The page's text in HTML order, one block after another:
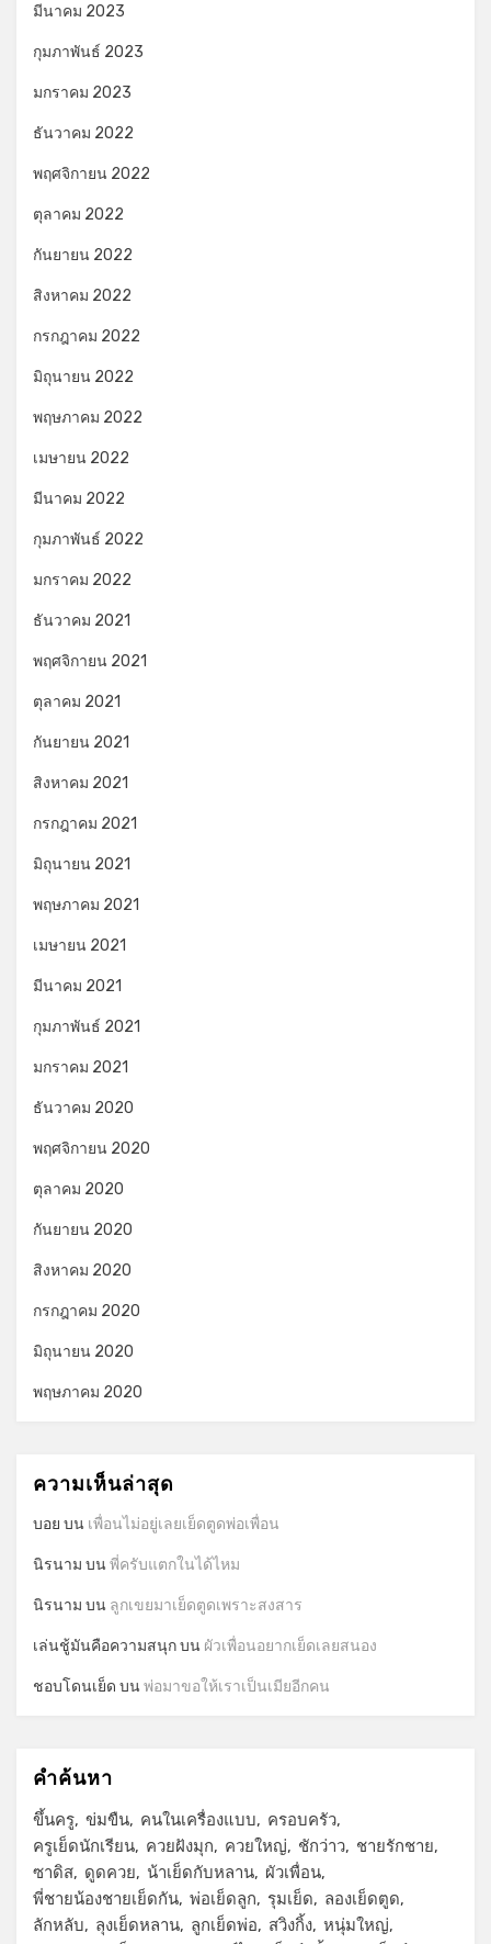
มีนาคม 2023
กุมภาพันธ์ 2023
มกราคม 2023
ธันวาคม 2022
พฤศจิกายน 2022
ตุลาคม 2022
กันยายน 2022
สิงหาคม 2022
กรกฎาคม 2022
มิถุนายน 2022
พฤษภาคม 2022
เมษายน 2022
มีนาคม 2022
กุมภาพันธ์ 2022
มกราคม 2022
ธันวาคม 2021
พฤศจิกายน 2021
ตุลาคม 2021
กันยายน 2021
สิงหาคม 2021
กรกฎาคม 2021
มิถุนายน 2021
พฤษภาคม 2021
เมษายน 2021
มีนาคม 2021
กุมภาพันธ์ 2021
มกราคม 2021
ธันวาคม 2020
พฤศจิกายน 2020
ตุลาคม 2020
กันยายน 2020
สิงหาคม 2020
กรกฎาคม 2020
มิถุนายน 2020
พฤษภาคม 2020
ความเห็นล่าสุด
บอย บน เพื่อนไม่อยู่เลยเย็ดตูดพ่อเพื่อน
นิรนาม บนพี่ครับแตกในได้ไหม
นิรนาม บน ลูกเขยมาเย็ดตูดเพราะสงสาร
เล่นชู้มันคือความสนุกบน ผัวเพื่อนอยากเย็ดเลยสนอง
ชอบโดนเย็ด บนพ่อมาขอให้เราเป็นเมียอีกคน
คำค้นหา
ขึ้นครู ข่มขืน คนในเครื่องแบบ
ครอบครัว
ครูเย็ดนักเรียน
ควยฝังมุก ควยใหญ่ ชักว่าว
ชายรักชาย
ซาดิส
ดูดควย น้าเย็ดกับหลาน
ผัวเพื่อน
พี่ชายน้องชายเย็ดกัน พ่อเย็ดลูก รุมเย็ด
ลองเย็ดตูด
ลักหลับ
ลุงเย็ดหลาน ลูกเย็ดพ่อ สวิงกิ้ง หนุ่มใหญ่